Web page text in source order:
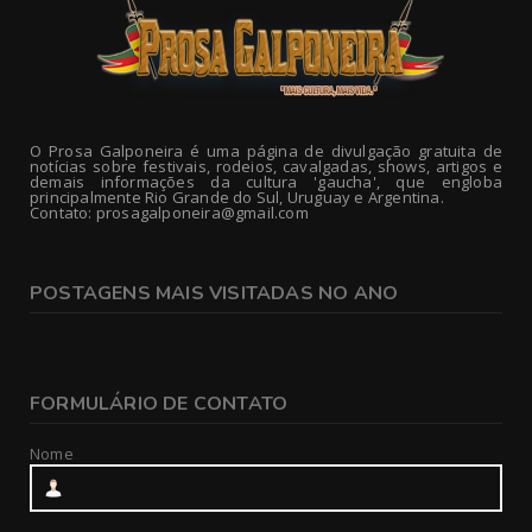
O Prosa Galponeira é uma página de divulgação gratuita de
notícias sobre festivais, rodeios, cavalgadas, shows, artigos e
demais informações da cultura 'gaucha', que engloba
principalmente Rio Grande do Sul, Uruguay e Argentina.
Contato: prosagalponeira@gmail.com
POSTAGENS MAIS VISITADAS NO ANO
FORMULÁRIO DE CONTATO
Nome